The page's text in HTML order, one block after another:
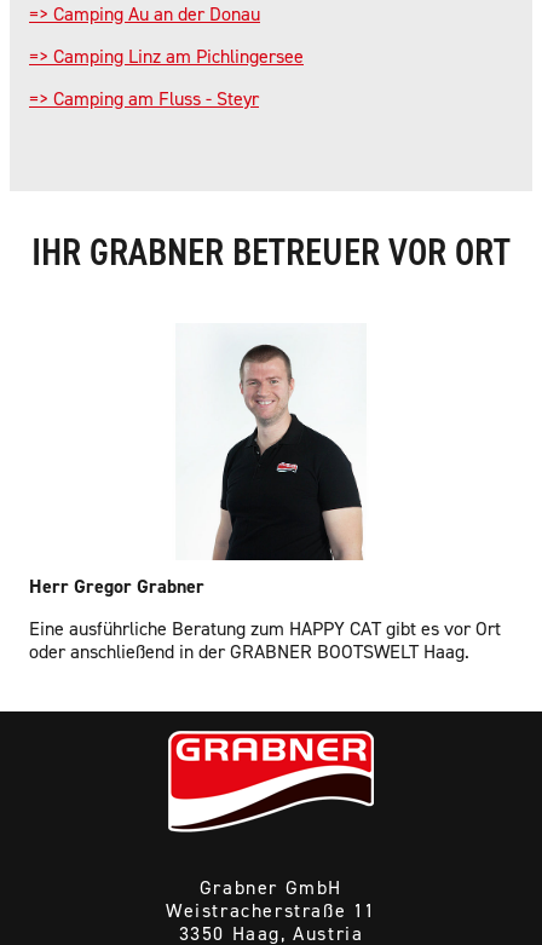
=> Camping Au an der Donau
=> Camping Linz am Pichlingersee
=> Camping am Fluss - Steyr
IHR GRABNER BETREUER VOR ORT
Herr Gregor Grabner
Eine ausführliche Beratung zum HAPPY CAT gibt es vor Ort
oder anschließend in der GRABNER BOOTSWELT Haag.
Grabner GmbH
Weistracherstraße 11
3350 Haag, Austria